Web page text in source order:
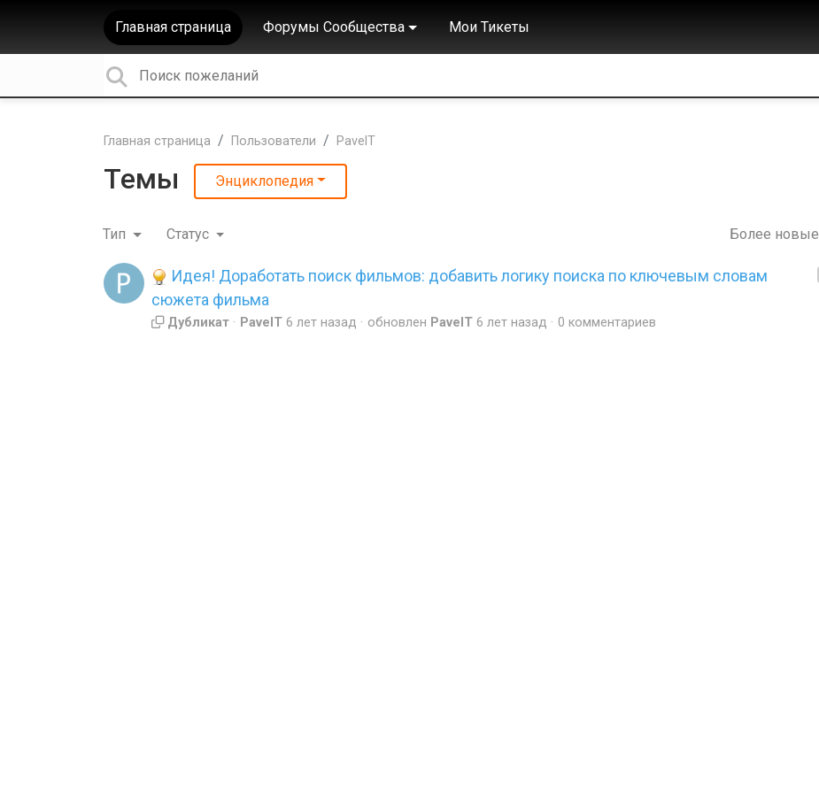
Главная страница Форумы Сообщества Мои Тикеты
Главная страница Пользователи PavelT
Темы Энциклопедия
Тип Статус Более новые
Идея! Доработать поиск фильмов: добавить логику поиска по ключевым словам
сюжета фильма
Дубликат PavelT 6 лет назад обновлен PavelT 6 лет назад 0 комментариев